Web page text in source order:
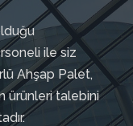
ile siz
Ahşap Palet,
ürünleri talebini